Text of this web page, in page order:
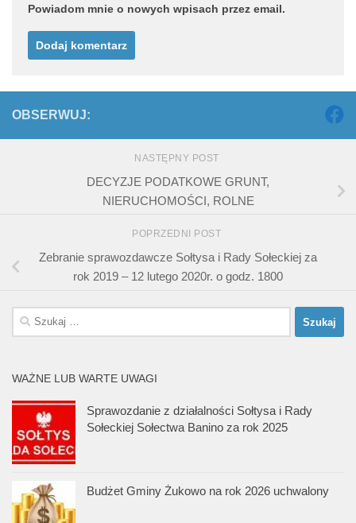
Powiadom mnie o nowych wpisach przez email.
OBSERWUJ:
NASTĘPNY POST
DECYZJE PODATKOWE GRUNT,
NIERUCHOMOŚCI, ROLNE
POPRZEDNI POST
Zebranie sprawozdawcze Sołtysa i Rady Sołeckiej za
rok 2019 – 12 lutego 2020r. o godz. 1800
Szukaj:
WAŻNE LUB WARTE UWAGI
Sprawozdanie z działalności Sołtysa i Rady
Sołeckiej Sołectwa Banino za rok 2025
Budżet Gminy Żukowo na rok 2026 uchwalony